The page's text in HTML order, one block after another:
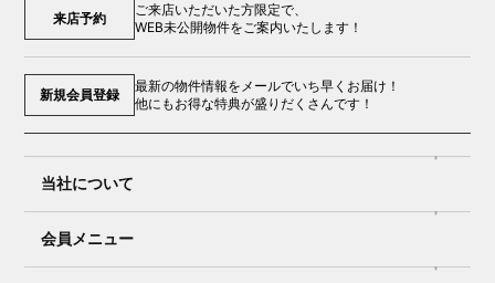
来店予約
ご来店いただいた方限定で、
WEB未公開物件をご案内いたします！
新規会員登録
最新の物件情報をメールでいち早くお届け！
他にもお得な特典が盛りだくさんです！
当社について
会員メニュー